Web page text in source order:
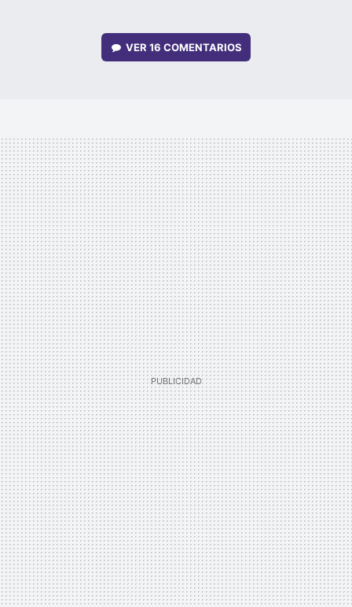
VER 16 COMENTARIOS